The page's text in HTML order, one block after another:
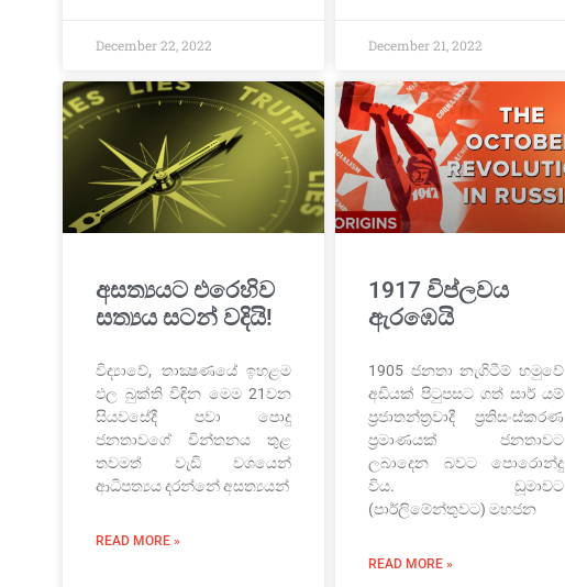
December 22, 2022 December 21, 2022
අසත්‍යයට එරෙහිව
සත්‍යය සටන් වදියි!
විද්‍යාවේ, තාක්‍ෂණයේ ඉහළම
ඵල බුක්ති විඳින මෙම 21වන
සියවසේදී පවා පොදු
ජනතාවගේ චින්තනය තුළ
තවමත් වැඩි වශයෙන්
ආධිපත්‍යය දරන්නේ අසත්‍යයන්
READ MORE »
1917 විප්ලවය
ඇරඹෙයි
1905 ජනතා නැගිටීම් හමුවේ
අඩියක් පිටුපසට ගත් සාර් යම්
ප්‍රජාතන්ත්‍රවාදී ප්‍රතිසංස්කරණ
ප්‍රමාණයක් ජනතාවට
ලබාදෙන බවට පොරොන්දු
විය. ඩූමාවට
(පාර්ලිමේන්තුවට) මහජන
READ MORE »